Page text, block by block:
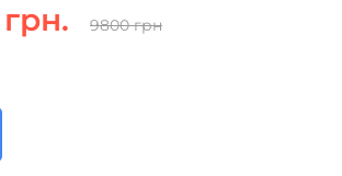
9800 грн